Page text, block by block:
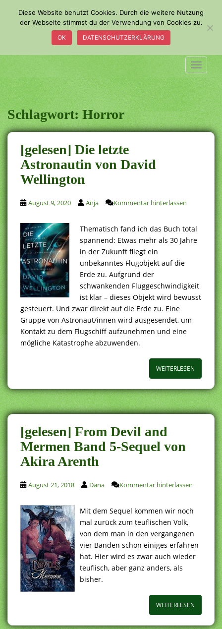
m
a
i
n
c
o
n
t
e
n
t
Schlagwort:Horror
[gelesen] Die letzte
Astronautin von David
Wellington
August 9, 2020 Anja Kommentar hinterlassen
Thematisch fand ich das Buch total
spannend: Etwas mehr als 30 Jahre
in der Zukunft fliegt ein
unbekanntes Flugobjekt auf die
Erde zu. Aufgrund der
schwankenden Fluggeschwindigkeit
ist klar – dieses Objekt wird bewusst
gesteuert. Und zwar direkt auf die Erde zu. Eine
Gruppe von Astronaut/innen wird ausgesendet, um
Kontakt zu dem Flugschiff aufzunehmen und eine
mögliche Katastrophe abzuwenden.
WEITERLESEN
[gelesen] From Devil and
Mermen Band 5-Sequel von
Akira Arenth
August 21, 2018 Dana Kommentar hinterlassen
Mit dem Sequel kommen wir noch
mal zurück zum teuflischen Volk,
von dem man in den vergangenen
vier Bänden schon einiges erfahren
hat. Hier wird es zwar auch wieder
teuflisch, aber ganz anders, als
bisher.
WEITERLESEN
Diese Website benutzt Cookies. Durch die weitere Nutzung
der Webseite stimmst du der Verwendung von Cookies zu.
OK DATENSCHUTZERKLÄRUNG